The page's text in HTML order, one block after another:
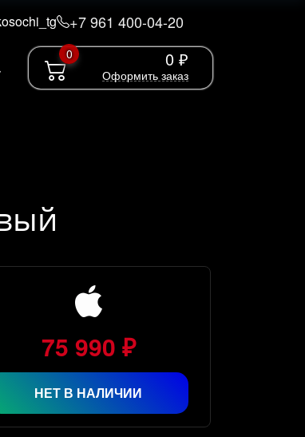
+7 961 400-04-20
0 0 ₽
Оформить заказ
75 990 ₽
НЕТ В НАЛИЧИИ